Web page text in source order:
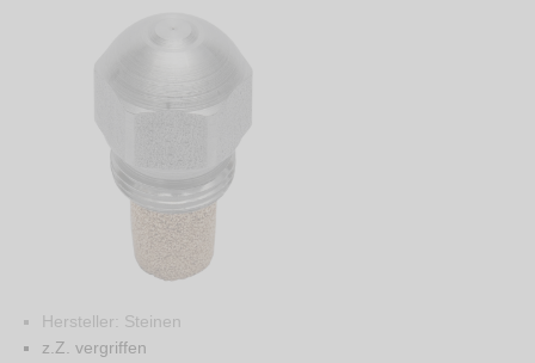
Hersteller: Steinen
z.Z. vergriffen